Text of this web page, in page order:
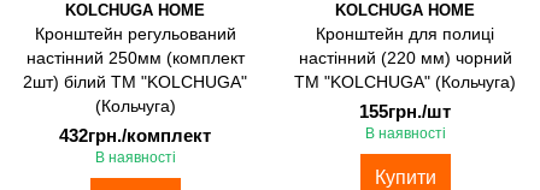
KOLCHUGA HOME
Кронштейн регульований
настінний 250мм (комплект
2шт) білий ТМ "KOLCHUGA"
(Кольчуга)
432грн./комплект
В наявності
KOLCHUGA HOME
Кронштейн для полиці
настінний (220 мм) чорний
ТМ "KOLCHUGA" (Кольчуга)
155грн./шт
В наявності
Купити